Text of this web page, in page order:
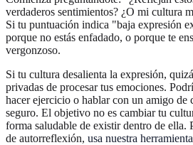
verdaderos sentimientos? ¿O mi cultura
Si tu puntuación indica "baja expresión
porque no estás enfadado, o porque te
vergonzoso.
Si tu cultura desalienta la expresión,
privadas de procesar tus emociones.
hacer ejercicio o hablar con un amigo de
seguro. El objetivo no es cambiar tu
forma saludable de existir dentro de ella.
de autorreflexión, usa nuestra herramienta